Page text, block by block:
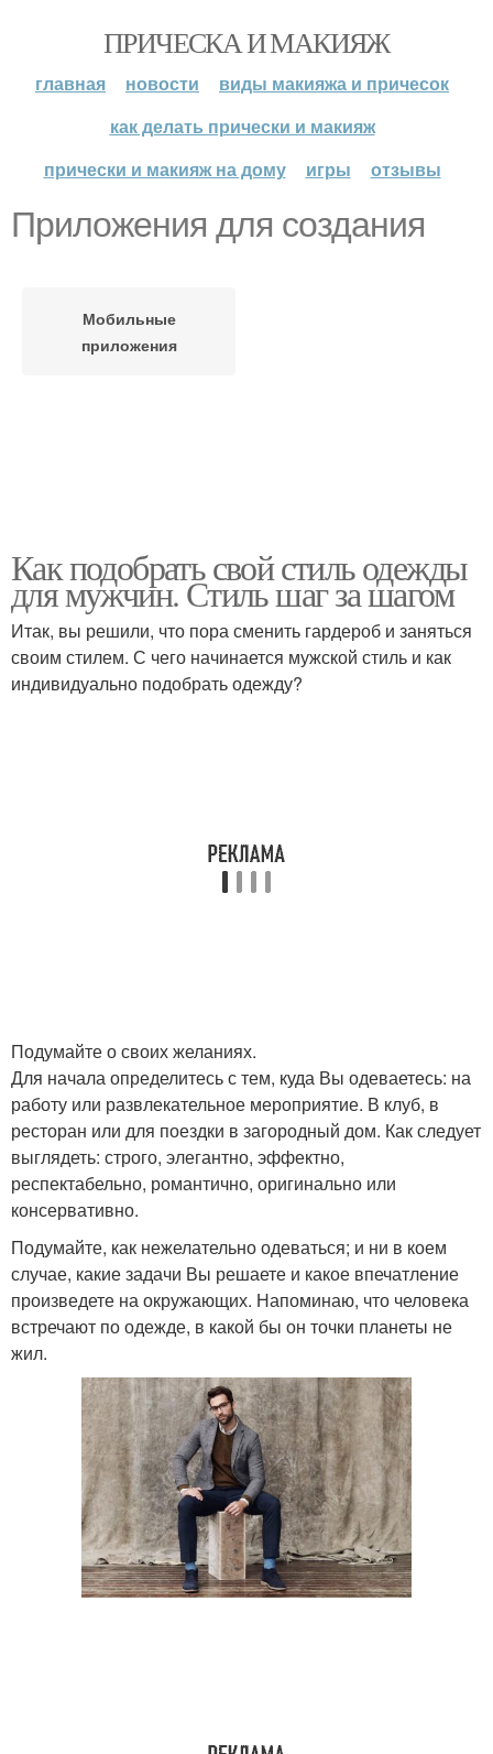
ПРИЧЕСКА И МАКИЯЖ
главная новости
виды макияжа и причесок
как делать прически и макияж
прически и макияж на дому
игры отзывы
Приложения для создания
Мобильные
приложения
Как подобрать свой стиль одежды
для мужчин. Стиль шаг за шагом
Итак, вы решили, что пора сменить гардероб и заняться
своим стилем. С чего начинается мужской стиль и как
индивидуально подобрать одежду?
Подумайте о своих желаниях.
Для начала определитесь с тем, куда Вы одеваетесь: на
работу или развлекательное мероприятие. В клуб, в
ресторан или для поездки в загородный дом. Как следует
выглядеть: строго, элегантно, эффектно,
респектабельно, романтично, оригинально или
консервативно.
Подумайте, как нежелательно одеваться; и ни в коем
случае, какие задачи Вы решаете и какое впечатление
произведете на окружающих. Напоминаю, что человека
встречают по одежде, в какой бы он точки планеты не
жил.